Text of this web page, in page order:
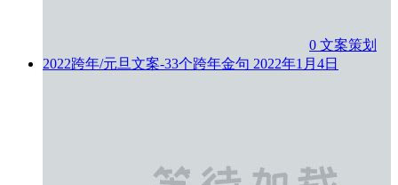
0 文案策划
2022跨年/元旦文案-33个跨年金句 2022年1月4日